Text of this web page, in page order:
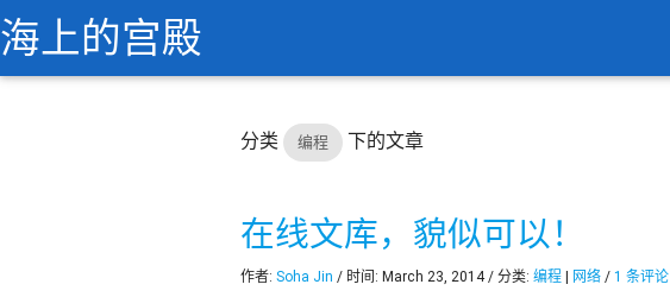
海上的宫殿
分类 编程 下的文章
在线文库，貌似可以！
作者: Soha Jin / 时间: March 23, 2014 / 分类: 编程| 网络/ 1 条评论